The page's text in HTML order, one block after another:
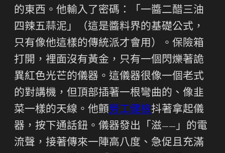
的東西。他輸入了密碼：「一醬二醋三油
四辣五蒜泥」（這是醬料界的基礎公式，
只有像他這樣的傳統派才會用）。保險箱
打開，裡面沒有黃金，只有一個閃爍著詭
異紅色光芒的儀器。這儀器很像一個老式
的對講機，但頂部插著一根彎曲的、像韭
菜一樣的天線。他顫勞工健檢抖著拿起儀
器，按下通話鈕。儀器發出「滋——」的電
流聲，接著傳來一陣高八度、急促且充滿